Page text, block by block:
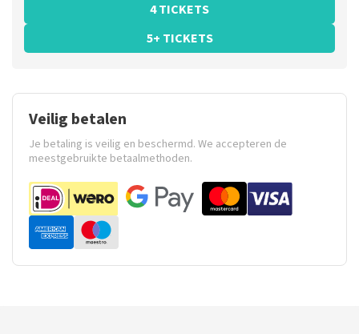
4 TICKETS
5+ TICKETS
Veilig betalen
Je betaling is veilig en beschermd. We accepteren de
meestgebruikte betaalmethoden.